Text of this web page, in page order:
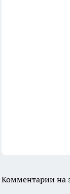
Комментарии на